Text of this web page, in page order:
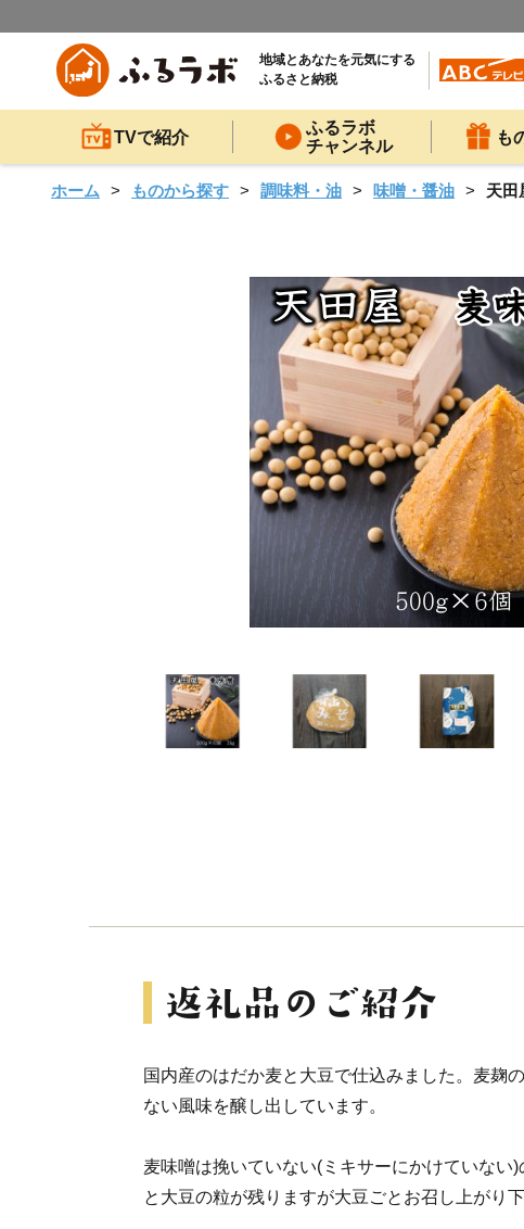
地域とあなたを元気にする
ふるさと納税
TVで紹介
ふるラボ
チャンネル
も
ホーム ものから探す 調味料・油 味噌・醤油 天
国内産のはだか麦と大豆で仕込みました。麦麹
ない風味を醸し出しています。
麦味噌は挽いていない(ミキサーにかけていない
と大豆の粒が残りますが大豆ごとお召し上がり下